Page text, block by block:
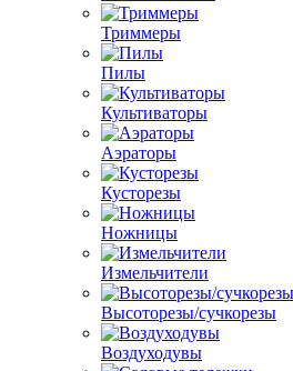
Триммеры
Пилы
Культиваторы
Аэраторы
Кусторезы
Ножницы
Измельчители
Высоторезы/сучкорезы
Воздуходувы